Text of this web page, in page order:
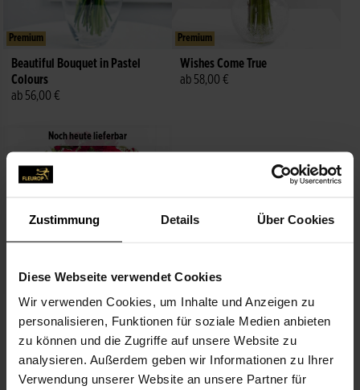
Zustimmung Details Über Cookies
Diese Webseite verwendet Cookies
Wir verwenden Cookies, um Inhalte und Anzeigen zu
personalisieren, Funktionen für soziale Medien anbieten
zu können und die Zugriffe auf unsere Website zu
analysieren. Außerdem geben wir Informationen zu Ihrer
Verwendung unserer Website an unsere Partner für
Premium
Beautiful Bouquet in Pastel
Colours
ab 56,00 €
Premium
Wishes Come True
ab 58,00 €
Noch heute lieferbar
Premium
For the Loving Heart
ab 70,00 €